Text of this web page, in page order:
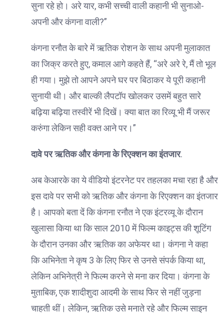
सुना रहे हो। अरे यार, कभी सच्ची वाली कहानी भी सुनाओ-
अपनी और कंगना वाली?”
कंगना रनौत के बारे में ऋतिक रोशन के साथ अपनी मुलाकात
का जिक्र करते हुए, कमाल आगे कहते हैं, “अरे अरे रे, मैं तो भूल
ही गया। मुझे तो आपने अपने घर पर बिठाकर ये पूरी कहानी
सुनायी थी। और बाल्की लैपटॉप खोलकर उसमें बहुत सारे
बढ़िया बढ़िया तस्वीरें भी दिखें। क्या बात का रिव्यू भी मैं जरूर
करुंगा लेकिन सही वक्त आने पर।”
दावे पर ऋतिक और कंगना के रिएक्शन का इंतजार.
अब केआरके का ये वीडियो इंटरनेट पर तहलका मचा रहा है और
इस दावे पर सभी को ऋतिक और कंगना के रिएक्शन का इंतजार
है। आपको बता दें कि कंगना रनौत ने एक इंटरव्यू के दौरान
खुलासा किया था कि साल 2010 में फिल्म काइट्स की शूटिंग
के दौरान उनका और ऋतिक का अफेयर था। कंगना ने कहा
कि अभिनेता ने कृष 3 के लिए फिर से उनसे संपर्क किया था,
लेकिन अभिनेत्री ने फिल्म करने से मना कर दिया। कंगना के
मुताबिक, एक शादीशुदा आदमी के साथ फिर से नहीं जुड़ना
चाहती थीं। लेकिन, ऋतिक उसे मनाते रहे और फिल्म साइन